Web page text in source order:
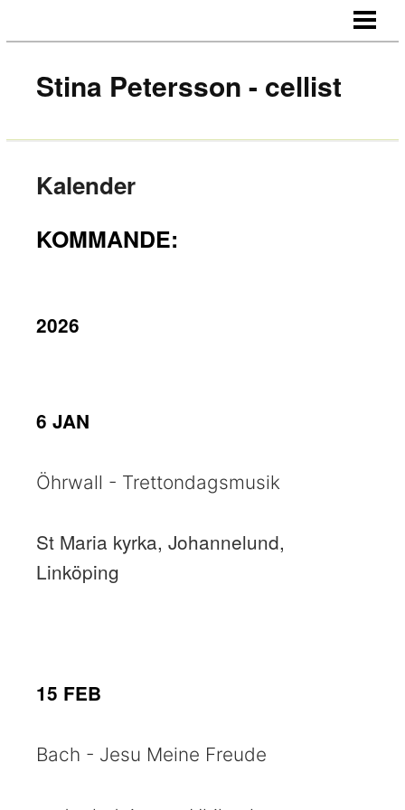
LJUD/BILD
Stina Petersson - cellist
Kalender
KOMMANDE:
2026
6 JAN
Öhrwall - Trettondagsmusik
St Maria kyrka, Johannelund,
Linköping
15 FEB
Bach - Jesu Meine Freude